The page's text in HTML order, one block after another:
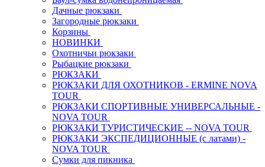
Дачные рюкзаки
Загородные рюкзаки
Корзины
НОВИНКИ
Охотничьи рюкзаки
Рыбацкие рюкзаки
РЮКЗАКИ
РЮКЗАКИ ДЛЯ ОХОТНИКОВ - ERMINE NOVA
TOUR
РЮКЗАКИ СПОРТИВНЫЕ УНИВЕРСАЛЬНЫЕ -
NOVA TOUR
РЮКЗАКИ ТУРИСТИЧЕСКИЕ -- NOVA TOUR
РЮКЗАКИ ЭКСПЕДИЦИОННЫЕ (с латами) -
NOVA TOUR
Сумки для пикника